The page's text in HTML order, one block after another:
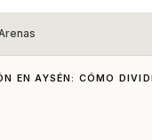
EN AYSÉN: CÓMO